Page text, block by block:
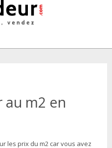
m2 en
les prix du m2 car vous avez